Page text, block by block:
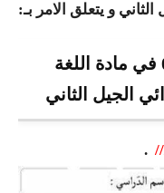
الاولى متوسط
الثانية متوسط
الثالثة متوسط
الرابعة متوسط
الثاني و يتعلق الامر بـ:
نماذج امتحانات الفصل 02 في مادة اللغة
.